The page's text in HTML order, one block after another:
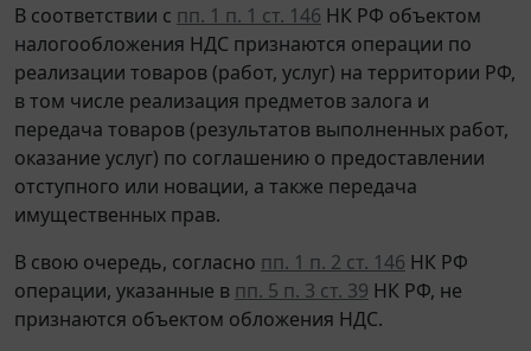
В соответствии с пп. 1 п. 1 ст. 146 НК РФ объектом
налогообложения НДС признаются операции по
реализации товаров (работ, услуг) на территории РФ,
в том числе реализация предметов залога и
передача товаров (результатов выполненных работ,
оказание услуг) по соглашению о предоставлении
отступного или новации, а также передача
имущественных прав.
В свою очередь, согласно пп. 1 п. 2 ст. 146 НК РФ
операции, указанные в пп. 5 п. 3 ст. 39 НК РФ, не
признаются объектом обложения НДС.